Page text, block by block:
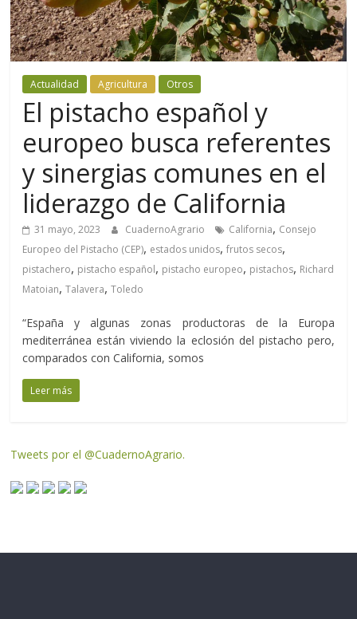
Actualidad Agricultura Otros
El pistacho español y
europeo busca referentes
y sinergias comunes en el
liderazgo de California
31 mayo, 2023 CuadernoAgrario California, Consejo
Europeo del Pistacho (CEP), estados unidos,frutos secos,
pistachero, pistacho español, pistacho europeo, pistachos, Richard
Matoian,Talavera,Toledo
“España y algunas zonas productoras de la Europa
mediterránea están viviendo la eclosión del pistacho pero,
comparados con California, somos
Leer más
Tweets por el @CuadernoAgrario.